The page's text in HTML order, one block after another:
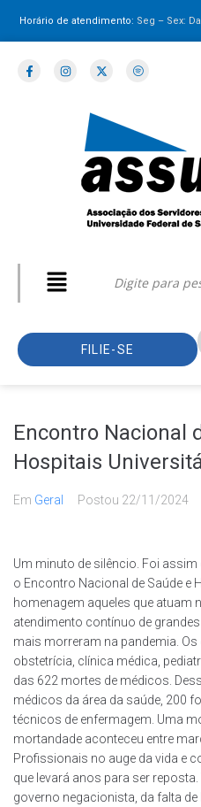
Horário de atendimento: Seg – Sex:
FILIE-SE
Encontro Nacional
Hospitais
Em Geral Postou 22/11/2024
Um minuto de silêncio. Foi
o Encontro Nacional de Saúde e
homenagem aqueles que atuam
atendimento contínuo de
mais morreram na pandemia.
obstetrícia, clínica médica,
das 622 mortes de médicos.
médicos da área da saúde, 200
técnicos de enfermagem. Uma
mortandade aconteceu entre
Profissionais no auge da vida e
que levará anos para ser
governo negacionista, da falta